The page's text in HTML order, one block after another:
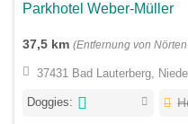
Parkhotel Weber-Müller
37,5 km (Entfernung von
37431 Bad Lauterberg,
Doggies: